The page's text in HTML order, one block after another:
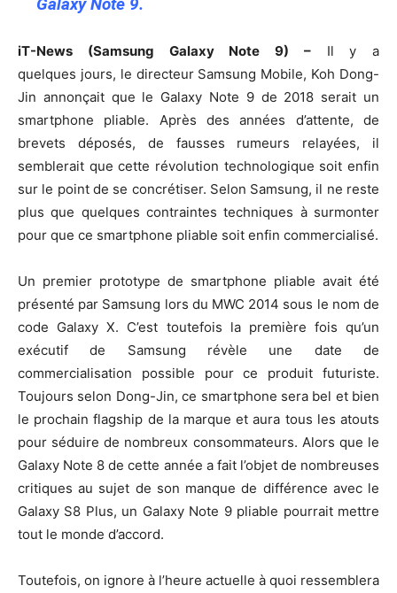
iT-News (Samsung Galaxy Note 9) –Il y a
quelques jours, le directeur Samsung Mobile, Koh Dong-
Jin annonçait que le Galaxy Note 9 de 2018 serait un
smartphone pliable. Après des années d’attente, de
brevets déposés, de fausses rumeurs relayées, il
semblerait que cette révolution technologique soit enfin
sur le point de se concrétiser. Selon Samsung, il ne reste
plus que quelques contraintes techniques à surmonter
pour que ce smartphone pliable soit enfin commercialisé.
Un premier prototype de smartphone pliable avait été
présenté par Samsung lors du MWC 2014 sous le nom de
code Galaxy X. C’est toutefois la première fois qu’un
exécutif de Samsung révèle une date de
commercialisation possible pour ce produit futuriste.
Toujours selon Dong-Jin, ce smartphone sera bel et bien
le prochain flagship de la marque et aura tous les atouts
pour séduire de nombreux consommateurs. Alors que le
Galaxy Note 8 de cette année a fait l’objet de nombreuses
critiques au sujet de son manque de différence avec le
Galaxy S8 Plus, un Galaxy Note 9 pliable pourrait mettre
tout le monde d’accord.
Toutefois, on ignore à l’heure actuelle à quoi ressemblera